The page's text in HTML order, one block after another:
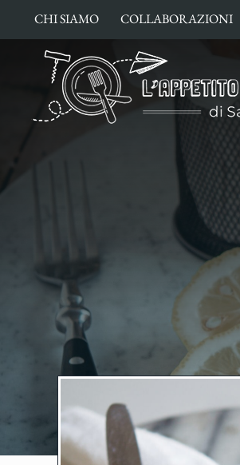
contenuto
CHI SIAMO COLLABORAZIONI